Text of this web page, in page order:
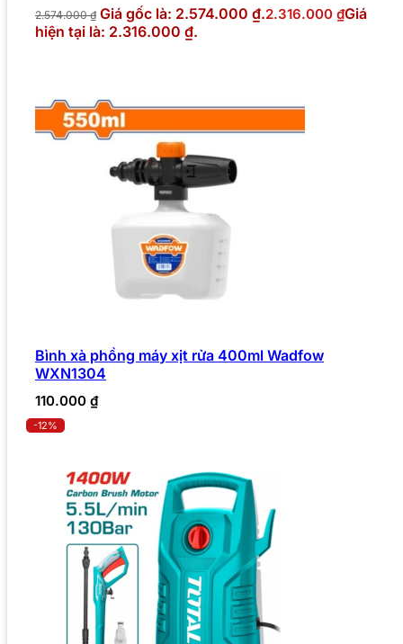
2.574.000₫ Giá gốc là: 2.574.000 ₫.2.316.000 ₫Giá
hiện tại là: 2.316.000 ₫.
Bình xà phồng máy xịt rửa 400ml Wadfow
WXN1304
110.000 ₫
-12%